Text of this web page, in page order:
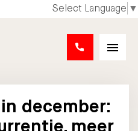
Select Language ▼
december:
meer